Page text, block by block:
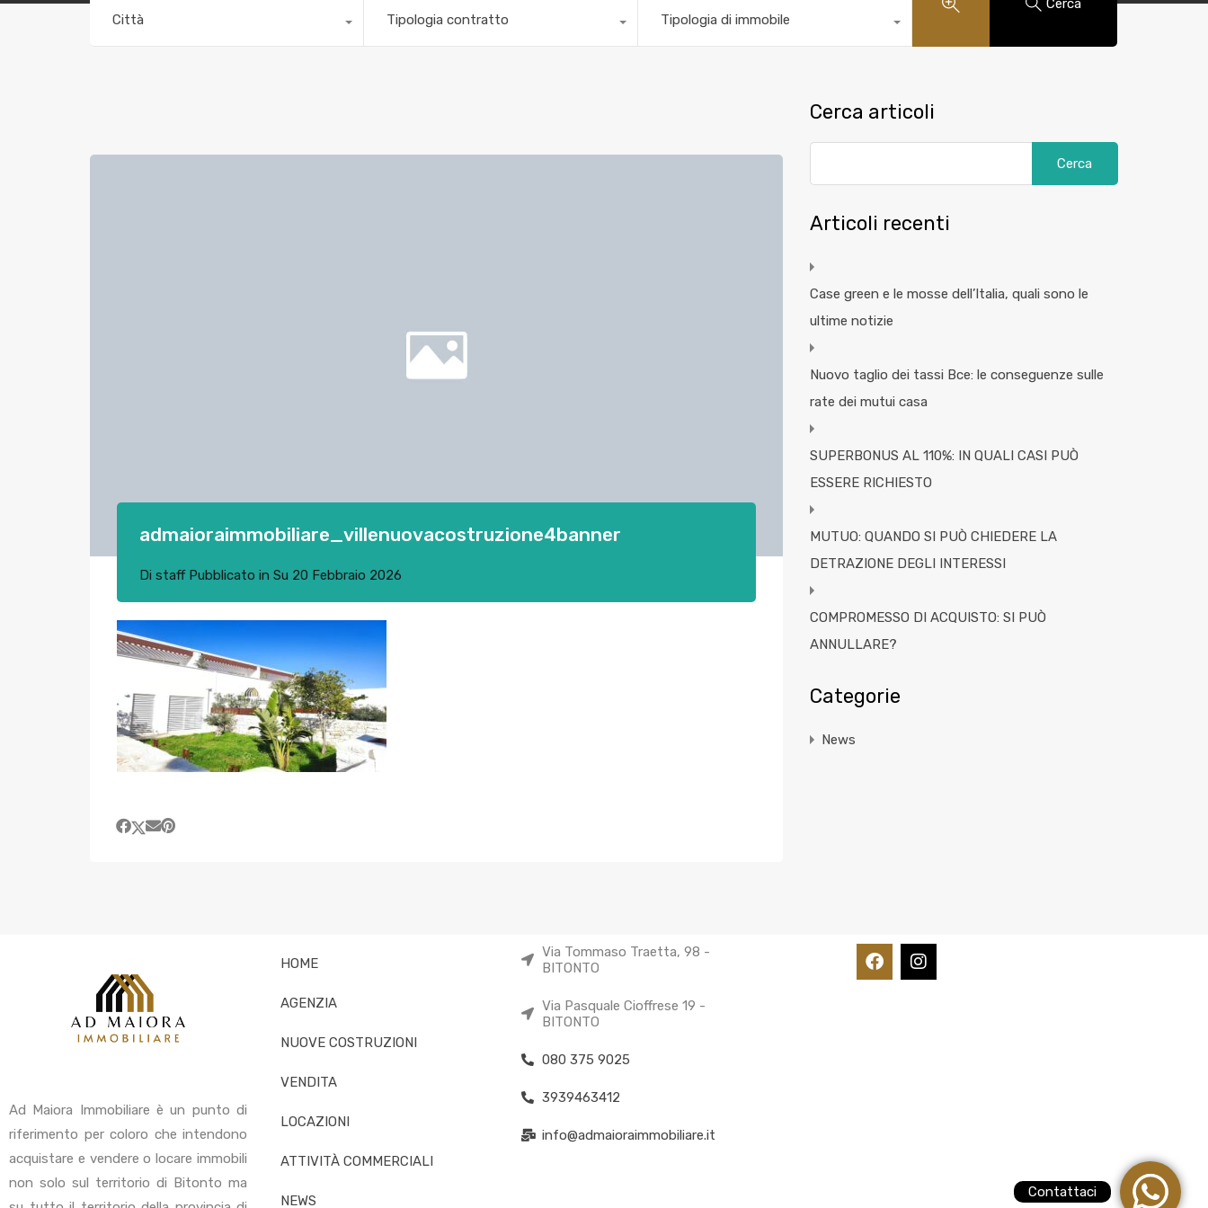
Città Tipologia contratto Tipologia di immobile
Cerca
admaioraimmobiliare_villenuovacostruzione4banner
Di staffPubblicato in Su 20 Febbraio 2026
Cerca articoli
Articoli recenti
Case green e le mosse dell’Italia, quali sono le
ultime notizie
Nuovo taglio dei tassi Bce: le conseguenze sulle
rate dei mutui casa
SUPERBONUS AL 110%: IN QUALI CASI PUÒ
ESSERE RICHIESTO
MUTUO: QUANDO SI PUÒ CHIEDERE LA
DETRAZIONE DEGLI INTERESSI
COMPROMESSO DI ACQUISTO: SI PUÒ
ANNULLARE?
Categorie
News
Ad Maiora Immobiliare è un punto di
riferimento per coloro che intendono
acquistare e vendere o locare immobili
non solo sul territorio di Bitonto ma
HOME
AGENZIA
NUOVE COSTRUZIONI
VENDITA
LOCAZIONI
ATTIVITÀ COMMERCIALI
NEWS
Via Tommaso Traetta, 98 -
BITONTO
Via Pasquale Cioffrese 19 -
BITONTO
080 375 9025
3939463412
info@admaioraimmobiliare.it
Contattaci